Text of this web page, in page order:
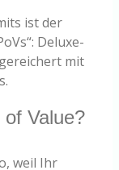
ist der
Deluxe-
mit
Value?
weil Ihr